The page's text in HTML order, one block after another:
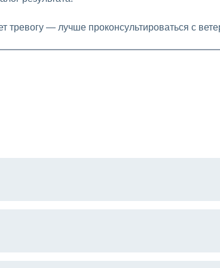
— лучше проконсультироваться с